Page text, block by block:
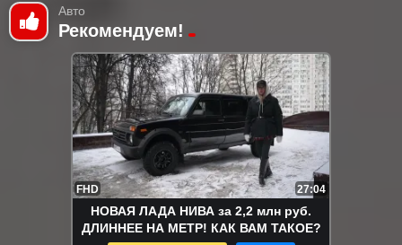
Авто
Рекомендуем!
FHD 27:04
НОВАЯ ЛАДА НИВА за 2,2 млн руб.
ДЛИННЕЕ НА МЕТР! КАК ВАМ ТАКОЕ?